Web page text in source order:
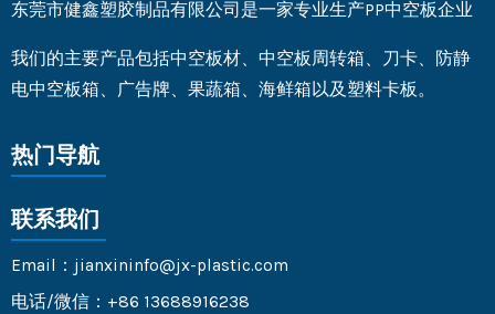
东莞市健鑫塑胶制品有限公司是一家专业生产PP中空板企业
我们的主要产品包括中空板材、中空板周转箱、刀卡、防静
电中空板箱、广告牌、果蔬箱、海鲜箱以及塑料卡板。
热门导航
联系我们
Email：jianxininfo@jx-plastic.com
电话/微信：+86 13688916238